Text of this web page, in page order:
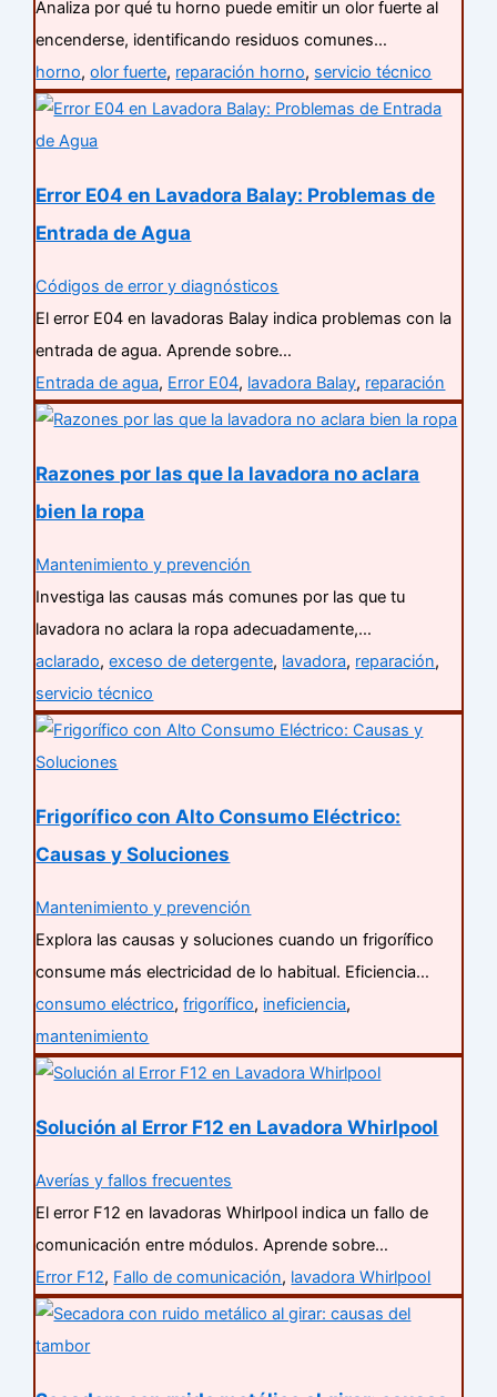
Analiza por qué tu horno puede emitir un olor fuerte al
encenderse, identificando residuos comunes…
horno,olor fuerte, reparación horno, servicio técnico
Error E04 en Lavadora Balay: Problemas de
Entrada de Agua
Códigos de error y diagnósticos
El error E04 en lavadoras Balay indica problemas con la
entrada de agua. Aprende sobre…
Entrada de agua, Error E04, lavadora Balay, reparación
Razones por las que la lavadora no aclara
bien la ropa
Mantenimiento y prevención
Investiga las causas más comunes por las que tu
lavadora no aclara la ropa adecuadamente,…
aclarado,exceso de detergente, lavadora, reparación,
servicio técnico
Frigorífico con Alto Consumo Eléctrico:
Causas y Soluciones
Mantenimiento y prevención
Explora las causas y soluciones cuando un frigorífico
consume más electricidad de lo habitual. Eficiencia…
consumo eléctrico,frigorífico, ineficiencia,
mantenimiento
Solución al Error F12 en Lavadora Whirlpool
Averías y fallos frecuentes
El error F12 en lavadoras Whirlpool indica un fallo de
comunicación entre módulos. Aprende sobre…
Error F12, Fallo de comunicación, lavadora Whirlpool